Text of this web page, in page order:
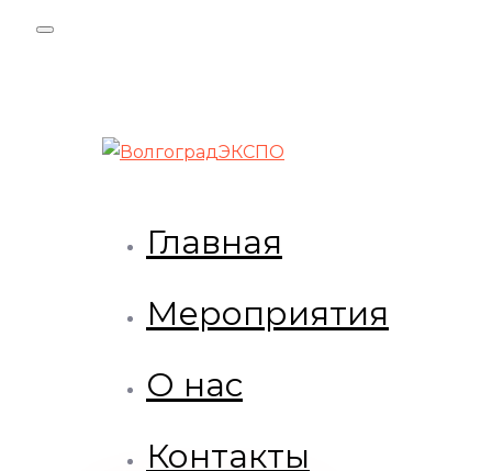
Skip
Skip
Главная
Мероприятия
О нас
Контакты